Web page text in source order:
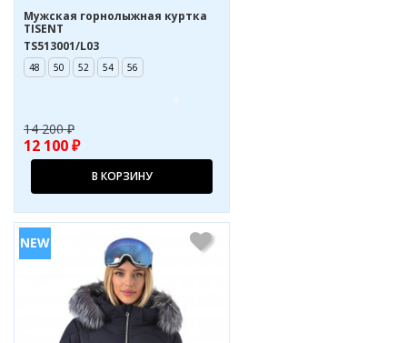
Мужская горнолыжная куртка
TISENT
TS513001/L03
48 50 52 54 56
14 200 ₽
12 100 ₽
В КОРЗИНУ